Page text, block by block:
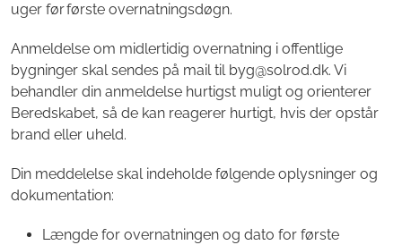
uger før første overnatningsdøgn.
Anmeldelse om midlertidig overnatning i offentlige
bygninger skal sendes på mail til byg@solrod.dk. Vi
behandler din anmeldelse hurtigst muligt og orienterer
Beredskabet, så de kan reagerer hurtigt, hvis der opstår
brand eller uheld.
Din meddelelse skal indeholde følgende oplysninger og
dokumentation:
Længde for overnatningen og dato for første